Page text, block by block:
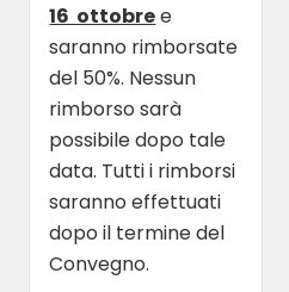
16 ottobree
saranno rimborsate
del 50%. Nessun
rimborso sarà
possibile dopo tale
data. Tutti i rimborsi
saranno effettuati
dopo il termine del
Convegno.